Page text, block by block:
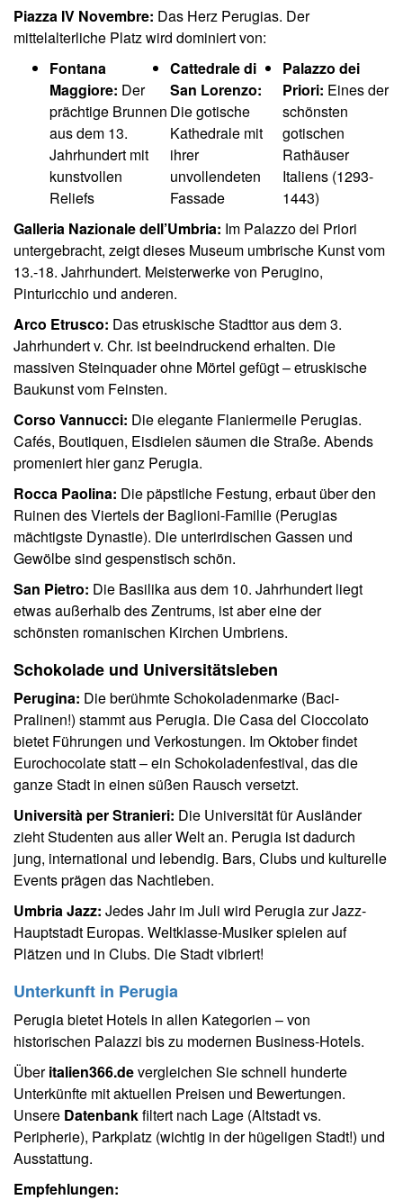
Piazza IV Novembre: Das Herz Perugias. Der
mittelalterliche Platz wird dominiert von:
Fontana
Maggiore: Der
prächtige Brunnen
aus dem 13.
Jahrhundert mit
kunstvollen
Reliefs
Cattedrale di
San Lorenzo:
Die gotische
Kathedrale mit
ihrer
unvollendeten
Fassade
Palazzo dei
Priori: Eines der
schönsten
gotischen
Rathäuser
Italiens (1293-
1443)
Galleria Nazionale dell’Umbria: Im Palazzo dei Priori
untergebracht, zeigt dieses Museum umbrische Kunst vom
13.-18. Jahrhundert. Meisterwerke von Perugino,
Pinturicchio und anderen.
Arco Etrusco: Das etruskische Stadttor aus dem 3.
Jahrhundert v. Chr. ist beeindruckend erhalten. Die
massiven Steinquader ohne Mörtel gefügt – etruskische
Baukunst vom Feinsten.
Corso Vannucci: Die elegante Flaniermeile Perugias.
Cafés, Boutiquen, Eisdielen säumen die Straße. Abends
promeniert hier ganz Perugia.
Rocca Paolina: Die päpstliche Festung, erbaut über den
Ruinen des Viertels der Baglioni-Familie (Perugias
mächtigste Dynastie). Die unterirdischen Gassen und
Gewölbe sind gespenstisch schön.
San Pietro: Die Basilika aus dem 10. Jahrhundert liegt
etwas außerhalb des Zentrums, ist aber eine der
schönsten romanischen Kirchen Umbriens.
Schokolade und Universitätsleben
Perugina: Die berühmte Schokoladenmarke (Baci-
Pralinen!) stammt aus Perugia. Die Casa del Cioccolato
bietet Führungen und Verkostungen. Im Oktober findet
Eurochocolate statt – ein Schokoladenfestival, das die
ganze Stadt in einen süßen Rausch versetzt.
Università per Stranieri: Die Universität für Ausländer
zieht Studenten aus aller Welt an. Perugia ist dadurch
jung, international und lebendig. Bars, Clubs und kulturelle
Events prägen das Nachtleben.
Umbria Jazz: Jedes Jahr im Juli wird Perugia zur Jazz-
Hauptstadt Europas. Weltklasse-Musiker spielen auf
Plätzen und in Clubs. Die Stadt vibriert!
Unterkunft in Perugia
Perugia bietet Hotels in allen Kategorien – von
historischen Palazzi bis zu modernen Business-Hotels.
Überitalien366.devergleichen Sie schnell hunderte
Unterkünfte mit aktuellen Preisen und Bewertungen.
Unsere Datenbankfiltert nach Lage (Altstadt vs.
Peripherie), Parkplatz (wichtig in der hügeligen Stadt!) und
Ausstattung.
Empfehlungen: